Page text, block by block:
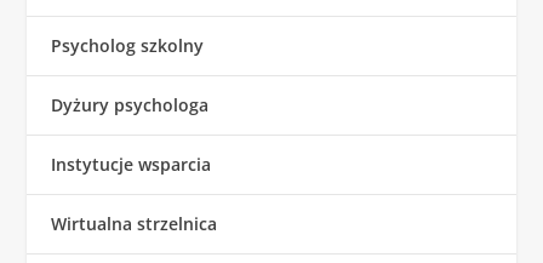
Psycholog szkolny
Dyżury psychologa
Instytucje wsparcia
Wirtualna strzelnica